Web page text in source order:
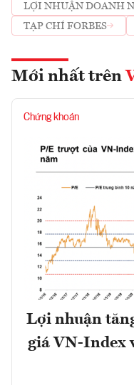
LỢI NHUẬN DOANH
TẠP CHÍ FORBES
Mới nhất trên
Chứng khoán
Lợi nhuận
giá VN-Index